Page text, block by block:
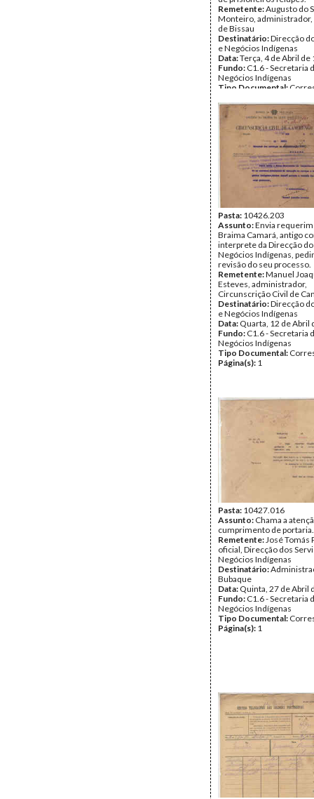
Remetente:Augusto do
Monteiro, administrador,
de Bissau
Destinatário:Direcção
e Negócios Indígenas
Data:Terça, 4 de Abril de
Fundo: C1.6 - Secretaria
Negócios Indígenas
Tipo Documental:
Pasta: 10426.203
Assunto:Envia
Braima Camará, antigo
interprete da Direcção
Negócios Indígenas,
revisão do seu processo.
Remetente:Manuel
Esteves, administrador,
Circunscrição Civil de
Destinatário:Direcção
e Negócios Indígenas
Data: Quarta, 12 de Abril
Fundo: C1.6 - Secretaria
Negócios Indígenas
Tipo Documental:
Página(s): 1
Pasta: 10427.016
Assunto: Chama a
cumprimento de portaria.
Remetente:José Tomás
oficial, Direcção dos
Negócios Indígenas
Destinatário:
Bubaque
Data: Quinta, 27 de Abril
Fundo: C1.6 - Secretaria
Negócios Indígenas
Tipo Documental:
Página(s): 1